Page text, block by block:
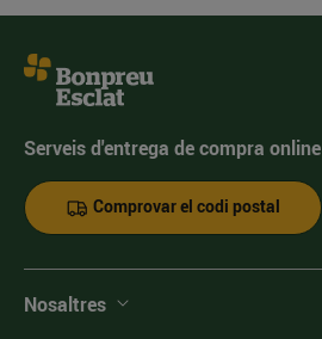
Serveis d'entrega de compra online
Comprovar el codi postal
Nosaltres